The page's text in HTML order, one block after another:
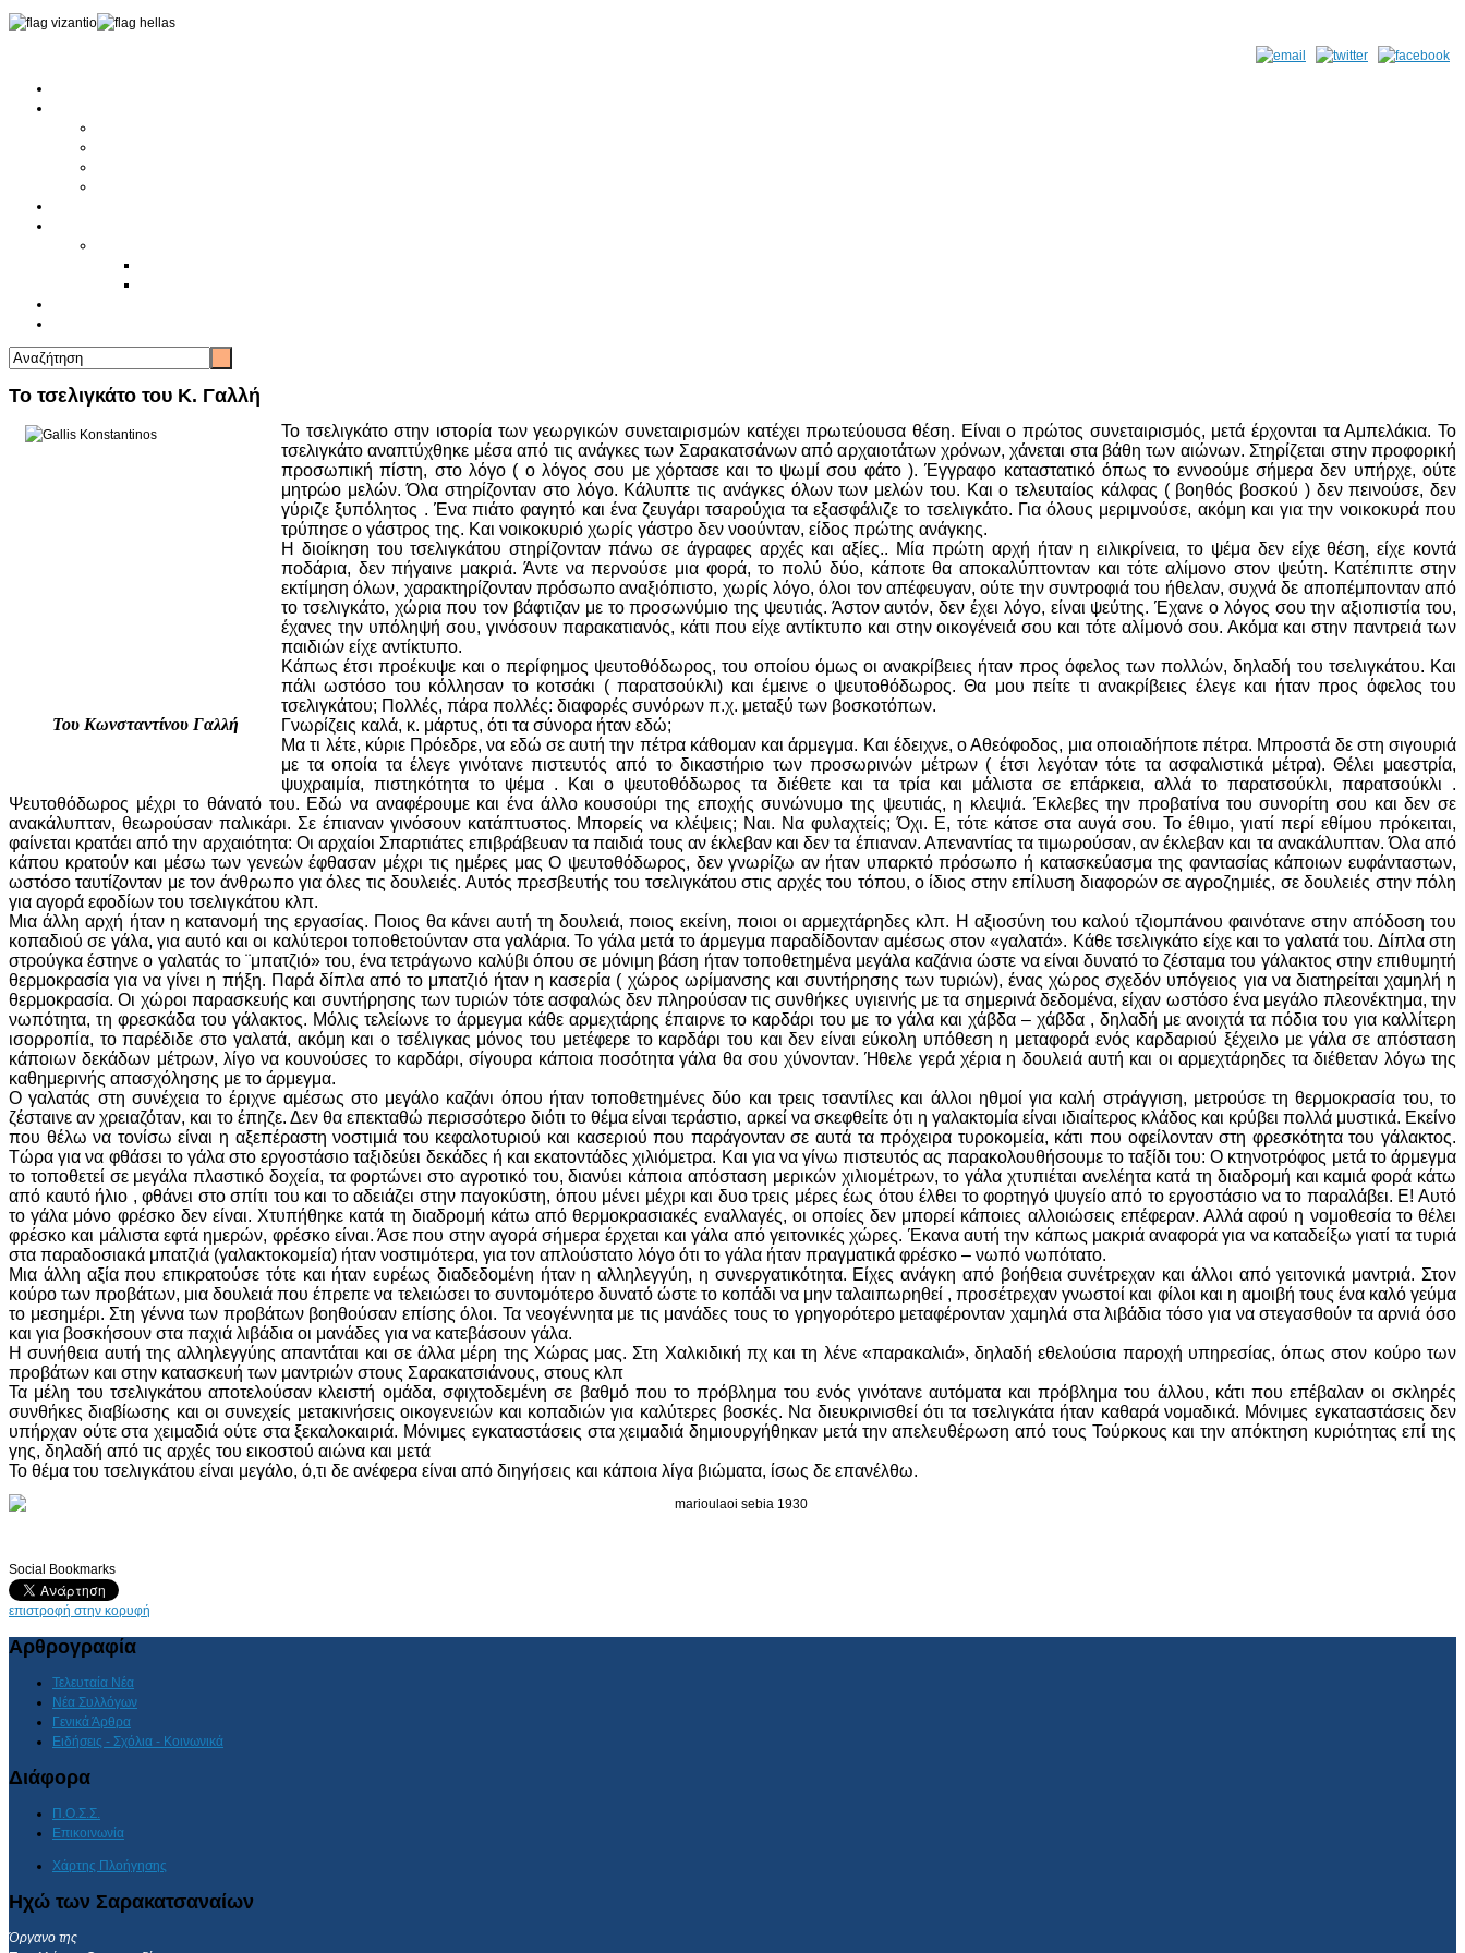
To τσελιγκάτο του Κ. Γαλλή
Του Κωνσταντίνου Γαλλή
Το τσελιγκάτο στην ιστορία των γεωργικών συνεταιρισμών κατέχει πρωτεύουσα θέση. Είναι ο πρώτος συνεταιρισμός, μετά έρχονται τα Αμπελάκια. Το
τσελιγκάτο αναπτύχθηκε μέσα από τις ανάγκες των Σαρακατσάνων από αρχαιοτάτων χρόνων, χάνεται στα βάθη των αιώνων. Στηρίζεται στην προφορική
προσωπική πίστη, στο λόγο ( ο λόγος σου με χόρτασε και το ψωμί σου φάτο ). Έγγραφο καταστατικό όπως το εννοούμε σήμερα δεν υπήρχε, ούτε
μητρώο μελών. Όλα στηρίζονταν στο λόγο. Κάλυπτε τις ανάγκες όλων των μελών του. Και ο τελευταίος κάλφας ( βοηθός βοσκού ) δεν πεινούσε, δεν
γύριζε ξυπόλητος . Ένα πιάτο φαγητό και ένα ζευγάρι τσαρούχια τα εξασφάλιζε το τσελιγκάτο. Για όλους μεριμνούσε, ακόμη και για την νοικοκυρά που
τρύπησε ο γάστρος της. Και νοικοκυριό χωρίς γάστρο δεν νοούνταν, είδος πρώτης ανάγκης.
Η διοίκηση του τσελιγκάτου στηρίζονταν πάνω σε άγραφες αρχές και αξίες.. Μία πρώτη αρχή ήταν η ειλικρίνεια, το ψέμα δεν είχε θέση, είχε κοντά
ποδάρια, δεν πήγαινε μακριά. Άντε να περνούσε μια φορά, το πολύ δύο, κάποτε θα αποκαλύπτονταν και τότε αλίμονο στον ψεύτη. Κατέπιπτε στην
εκτίμηση όλων, χαρακτηρίζονταν πρόσωπο αναξιόπιστο, χωρίς λόγο, όλοι τον απέφευγαν, ούτε την συντροφιά του ήθελαν, συχνά δε αποπέμπονταν από
το τσελιγκάτο, χώρια που τον βάφτιζαν με το προσωνύμιο της ψευτιάς. Άστον αυτόν, δεν έχει λόγο, είναι ψεύτης. Έχανε ο λόγος σου την αξιοπιστία του,
έχανες την υπόληψή σου, γινόσουν παρακατιανός, κάτι που είχε αντίκτυπο και στην οικογένειά σου και τότε αλίμονό σου. Ακόμα και στην παντρειά των
παιδιών είχε αντίκτυπο.
Κάπως έτσι προέκυψε και ο περίφημος ψευτοθόδωρος, του οποίου όμως οι ανακρίβειες ήταν προς όφελος των πολλών, δηλαδή του τσελιγκάτου. Και
πάλι ωστόσο του κόλλησαν το κοτσάκι ( παρατσούκλι) και έμεινε ο ψευτοθόδωρος. Θα μου πείτε τι ανακρίβειες έλεγε και ήταν προς όφελος του
τσελιγκάτου; Πολλές, πάρα πολλές: διαφορές συνόρων π.χ. μεταξύ των βοσκοτόπων.
Γνωρίζεις καλά, κ. μάρτυς, ότι τα σύνορα ήταν εδώ;
Μα τι λέτε, κύριε Πρόεδρε, να εδώ σε αυτή την πέτρα κάθομαν και άρμεγμα. Και έδειχνε, ο Αθεόφοδος, μια οποιαδήποτε πέτρα. Μπροστά δε στη σιγουριά
με τα οποία τα έλεγε γινότανε πιστευτός από το δικαστήριο των προσωρινών μέτρων ( έτσι λεγόταν τότε τα ασφαλιστικά μέτρα). Θέλει μαεστρία,
ψυχραιμία, πιστηκότητα το ψέμα . Και ο ψευτοθόδωρος τα διέθετε και τα τρία και μάλιστα σε επάρκεια, αλλά το παρατσούκλι, παρατσούκλι .
Ψευτοθόδωρος μέχρι το θάνατό του. Εδώ να αναφέρουμε και ένα άλλο κουσούρι της εποχής συνώνυμο της ψευτιάς, η κλεψιά. Έκλεβες την προβατίνα του συνορίτη σου και δεν σε
ανακάλυπταν, θεωρούσαν παλικάρι. Σε έπιαναν γινόσουν κατάπτυστος. Μπορείς να κλέψεις; Ναι. Να φυλαχτείς; Όχι. Ε, τότε κάτσε στα αυγά σου. Το έθιμο, γιατί περί εθίμου πρόκειται,
φαίνεται κρατάει από την αρχαιότητα: Οι αρχαίοι Σπαρτιάτες επιβράβευαν τα παιδιά τους αν έκλεβαν και δεν τα έπιαναν. Απεναντίας τα τιμωρούσαν, αν έκλεβαν και τα ανακάλυπταν. Όλα από
κάπου κρατούν και μέσω των γενεών έφθασαν μέχρι τις ημέρες μας Ο ψευτοθόδωρος, δεν γνωρίζω αν ήταν υπαρκτό πρόσωπο ή κατασκεύασμα της φαντασίας κάποιων ευφάνταστων,
ωστόσο ταυτίζονταν με τον άνθρωπο για όλες τις δουλειές. Αυτός πρεσβευτής του τσελιγκάτου στις αρχές του τόπου, ο ίδιος στην επίλυση διαφορών σε αγροζημιές, σε δουλειές στην πόλη
για αγορά εφοδίων του τσελιγκάτου κλπ.
Μια άλλη αρχή ήταν η κατανομή της εργασίας. Ποιος θα κάνει αυτή τη δουλειά, ποιος εκείνη, ποιοι οι αρμεχτάρηδες κλπ. Η αξιοσύνη του καλού τζιομπάνου φαινότανε στην απόδοση του
κοπαδιού σε γάλα, για αυτό και οι καλύτεροι τοποθετούνταν στα γαλάρια. Το γάλα μετά το άρμεγμα παραδίδονταν αμέσως στον «γαλατά». Κάθε τσελιγκάτο είχε και το γαλατά του. Δίπλα στη
στρούγκα έστηνε ο γαλατάς το ¨μπατζιό» του, ένα τετράγωνο καλύβι όπου σε μόνιμη βάση ήταν τοποθετημένα μεγάλα καζάνια ώστε να είναι δυνατό το ζέσταμα του γάλακτος στην επιθυμητή
θερμοκρασία για να γίνει η πήξη. Παρά δίπλα από το μπατζιό ήταν η κασερία ( χώρος ωρίμανσης και συντήρησης των τυριών), ένας χώρος σχεδόν υπόγειος για να διατηρείται χαμηλή η
θερμοκρασία. Οι χώροι παρασκευής και συντήρησης των τυριών τότε ασφαλώς δεν πληρούσαν τις συνθήκες υγιεινής με τα σημερινά δεδομένα, είχαν ωστόσο ένα μεγάλο πλεονέκτημα, την
νωπότητα, τη φρεσκάδα του γάλακτος. Μόλις τελείωνε το άρμεγμα κάθε αρμεχτάρης έπαιρνε το καρδάρι του με το γάλα και χάβδα – χάβδα , δηλαδή με ανοιχτά τα πόδια του για καλλίτερη
ισορροπία, το παρέδιδε στο γαλατά, ακόμη και ο τσέλιγκας μόνος του μετέφερε το καρδάρι του και δεν είναι εύκολη υπόθεση η μεταφορά ενός καρδαριού ξέχειλο με γάλα σε απόσταση
κάποιων δεκάδων μέτρων, λίγο να κουνούσες το καρδάρι, σίγουρα κάποια ποσότητα γάλα θα σου χύνονταν. Ήθελε γερά χέρια η δουλειά αυτή και οι αρμεχτάρηδες τα διέθεταν λόγω της
καθημερινής απασχόλησης με το άρμεγμα.
Ο γαλατάς στη συνέχεια το έριχνε αμέσως στο μεγάλο καζάνι όπου ήταν τοποθετημένες δύο και τρεις τσαντίλες και άλλοι ηθμοί για καλή στράγγιση, μετρούσε τη θερμοκρασία του, το
ζέσταινε αν χρειαζόταν, και το έπηζε. Δεν θα επεκταθώ περισσότερο διότι το θέμα είναι τεράστιο, αρκεί να σκεφθείτε ότι η γαλακτομία είναι ιδιαίτερος κλάδος και κρύβει πολλά μυστικά. Εκείνο
που θέλω να τονίσω είναι η αξεπέραστη νοστιμιά του κεφαλοτυριού και κασεριού που παράγονταν σε αυτά τα πρόχειρα τυροκομεία, κάτι που οφείλονταν στη φρεσκότητα του γάλακτος.
Τώρα για να φθάσει το γάλα στο εργοστάσιο ταξιδεύει δεκάδες ή και εκατοντάδες χιλιόμετρα. Και για να γίνω πιστευτός ας παρακολουθήσουμε το ταξίδι του: Ο κτηνοτρόφος μετά το άρμεγμα
το τοποθετεί σε μεγάλα πλαστικό δοχεία, τα φορτώνει στο αγροτικό του, διανύει κάποια απόσταση μερικών χιλιομέτρων, το γάλα χτυπιέται ανελέητα κατά τη διαδρομή και καμιά φορά κάτω
από καυτό ήλιο , φθάνει στο σπίτι του και το αδειάζει στην παγοκύστη, όπου μένει μέχρι και δυο τρεις μέρες έως ότου έλθει το φορτηγό ψυγείο από το εργοστάσιο να το παραλάβει. Ε! Αυτό
το γάλα μόνο φρέσκο δεν είναι. Χτυπήθηκε κατά τη διαδρομή κάτω από θερμοκρασιακές εναλλαγές, οι οποίες δεν μπορεί κάποιες αλλοιώσεις επέφεραν. Αλλά αφού η νομοθεσία το θέλει
φρέσκο και μάλιστα εφτά ημερών, φρέσκο είναι. Άσε που στην αγορά σήμερα έρχεται και γάλα από γειτονικές χώρες. Έκανα αυτή την κάπως μακριά αναφορά για να καταδείξω γιατί τα τυριά
στα παραδοσιακά μπατζιά (γαλακτοκομεία) ήταν νοστιμότερα, για τον απλούστατο λόγο ότι το γάλα ήταν πραγματικά φρέσκο – νωπό νωπότατο.
Μια άλλη αξία που επικρατούσε τότε και ήταν ευρέως διαδεδομένη ήταν η αλληλεγγύη, η συνεργατικότητα. Είχες ανάγκη από βοήθεια συνέτρεχαν και άλλοι από γειτονικά μαντριά. Στον
κούρο των προβάτων, μια δουλειά που έπρεπε να τελειώσει το συντομότερο δυνατό ώστε το κοπάδι να μην ταλαιπωρηθεί , προσέτρεχαν γνωστοί και φίλοι και η αμοιβή τους ένα καλό γεύμα
το μεσημέρι. Στη γέννα των προβάτων βοηθούσαν επίσης όλοι. Τα νεογέννητα με τις μανάδες τους το γρηγορότερο μεταφέρονταν χαμηλά στα λιβάδια τόσο για να στεγασθούν τα αρνιά όσο
και για βοσκήσουν στα παχιά λιβάδια οι μανάδες για να κατεβάσουν γάλα.
Η συνήθεια αυτή της αλληλεγγύης απαντάται και σε άλλα μέρη της Χώρας μας. Στη Χαλκιδική πχ και τη λένε «παρακαλιά», δηλαδή εθελούσια παροχή υπηρεσίας, όπως στον κούρο των
προβάτων και στην κατασκευή των μαντριών στους Σαρακατσιάνους, στους κλπ
Τα μέλη του τσελιγκάτου αποτελούσαν κλειστή ομάδα, σφιχτοδεμένη σε βαθμό που το πρόβλημα του ενός γινότανε αυτόματα και πρόβλημα του άλλου, κάτι που επέβαλαν οι σκληρές
συνθήκες διαβίωσης και οι συνεχείς μετακινήσεις οικογενειών και κοπαδιών για καλύτερες βοσκές. Να διευκρινισθεί ότι τα τσελιγκάτα ήταν καθαρά νομαδικά. Μόνιμες εγκαταστάσεις δεν
υπήρχαν ούτε στα χειμαδιά ούτε στα ξεκαλοκαιριά. Μόνιμες εγκαταστάσεις στα χειμαδιά δημιουργήθηκαν μετά την απελευθέρωση από τους Τούρκους και την απόκτηση κυριότητας επί της
γης, δηλαδή από τις αρχές του εικοστού αιώνα και μετά
Το θέμα του τσελιγκάτου είναι μεγάλο, ό,τι δε ανέφερα είναι από διηγήσεις και κάποια λίγα βιώματα, ίσως δε επανέλθω.
Social Bookmarks
επιστροφή στην κορυφή
Αρθρογραφία
Τελευταία Νέα
Νέα Συλλόγων
Γενικά Άρθρα
Ειδήσεις - Σχόλια - Κοινωνικά
Διάφορα
Π.Ο.Σ.Σ.
Επικοινωνία
Χάρτης Πλοήγησης
Ηχώ των Σαρακατσαναίων
Όργανο της